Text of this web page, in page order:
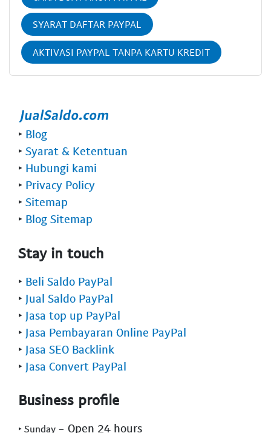
SYARAT DAFTAR PAYPAL
AKTIVASI PAYPAL TANPA KARTU KREDIT
‣ Blog
‣ Syarat & Ketentuan
‣ Hubungi kami
‣ Privacy Policy
‣ Sitemap
‣ Blog Sitemap
Stay in touch
‣ Beli Saldo PayPal
‣ Jual Saldo PayPal
‣ Jasa top up PayPal
‣ Jasa Pembayaran Online PayPal
‣ Jasa SEO Backlink
‣ Jasa Convert PayPal
Business profile
‣ Sunday - Open 24 hours